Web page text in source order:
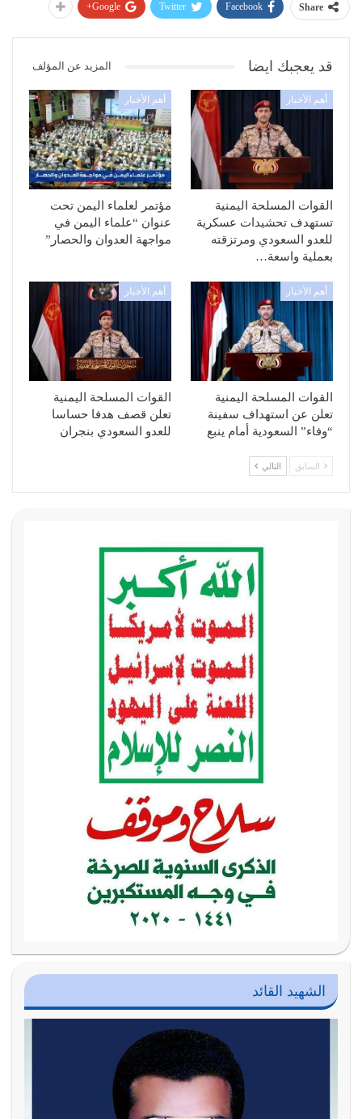
Share
Facebook
Twitter
Google+
قد يعجبك ايضا المزيد عن المؤلف
أهم الأخبار
القوات المسلحة اليمنية
تستهدف تحشيدات عسكرية
للعدو السعودي ومرتزقته
بعملية واسعة…
أهم الأخبار
مؤتمر لعلماء اليمن تحت
عنوان “علماء اليمن في
مواجهة العدوان والحصار”
أهم الأخبار
القوات المسلحة اليمنية
تعلن عن استهداف سفينة
“وفاء” السعودية أمام ينبع
أهم الأخبار
القوات المسلحة اليمنية
تعلن قصف هدفا حساسا
للعدو السعودي بنجران
السابق التالي
الشهيد القائد